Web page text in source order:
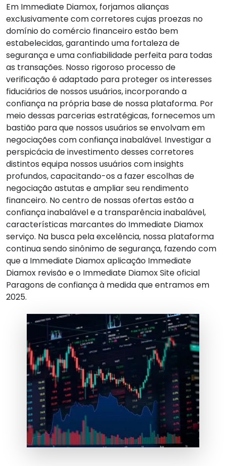
Em Immediate Diamox, forjamos alianças
exclusivamente com corretores cujas proezas no
domínio do comércio financeiro estão bem
estabelecidas, garantindo uma fortaleza de
segurança e uma confiabilidade perfeita para todas
as transações. Nosso rigoroso processo de
verificação é adaptado para proteger os interesses
fiduciários de nossos usuários, incorporando a
confiança na própria base de nossa plataforma. Por
meio dessas parcerias estratégicas, fornecemos um
bastião para que nossos usuários se envolvam em
negociações com confiança inabalável. Investigar a
perspicácia de investimento desses corretores
distintos equipa nossos usuários com insights
profundos, capacitando-os a fazer escolhas de
negociação astutas e ampliar seu rendimento
financeiro. No centro de nossas ofertas estão a
confiança inabalável e a transparência inabalável,
características marcantes do Immediate Diamox
serviço. Na busca pela excelência, nossa plataforma
continua sendo sinônimo de segurança, fazendo com
que a Immediate Diamoxaplicação Immediate
Diamox revisão e o Immediate DiamoxSite oficial
Paragons de confiança à medida que entramos em
2025.